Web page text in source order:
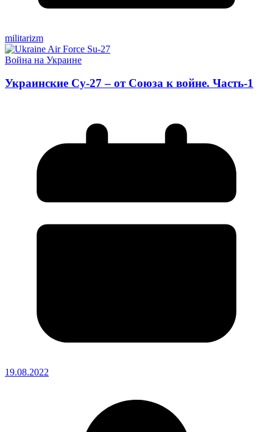
militarizm
Война на Украине
Украинские Су-27 – от Союза к войне. Часть-1
19.08.2022